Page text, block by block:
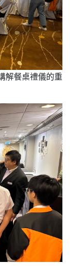
解餐桌禮儀的重